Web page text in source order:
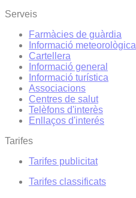
Serveis
Farmàcies de guàrdia
Informació meteorològica
Cartellera
Informació general
Informació turística
Associacions
Centres de salut
Telèfons d'interès
Enllaços d'interés
Tarifes
Tarifes publicitat
Tarifes classificats